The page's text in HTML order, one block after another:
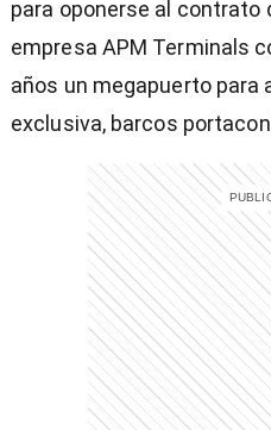
para oponerse al contrato
empresa APM Terminals
años un megapuerto para
exclusiva, barcos